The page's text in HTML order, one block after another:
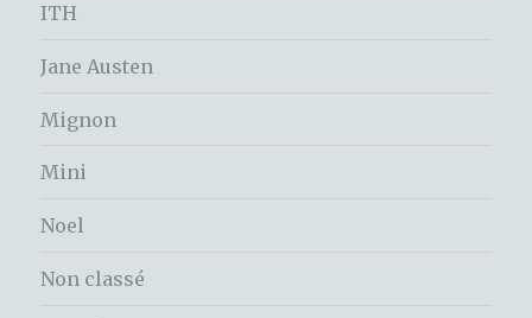
ITH
Jane Austen
Mignon
Mini
Noel
Non classé